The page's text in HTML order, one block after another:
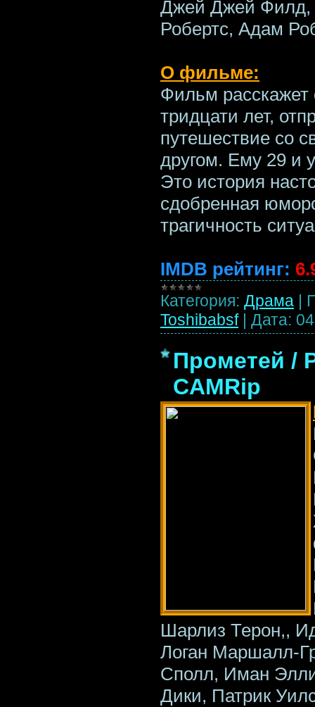
Джей Джей Филд,
Робертс, Адам
О фильме:
Фильм расскажет
тридцати лет,
путешествие со
другом. Ему 29 и
Это история
сдобренная
трагичность
IMDB рейтинг:
Категория: Драма |
Toshibabsf | Дата:
Прометей /
CAMRip
Шарлиз Терон,,
Логан Маршалл-
Сполл, Иман
Дики, Патрик